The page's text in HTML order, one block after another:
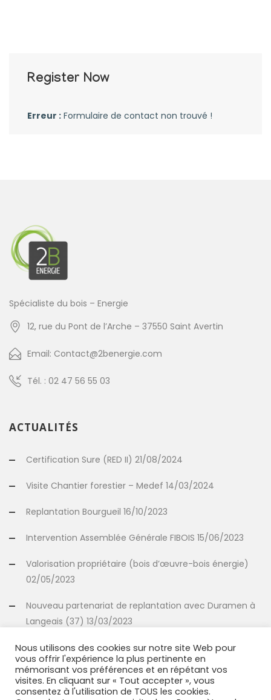
Register Now
Erreur : Formulaire de contact non trouvé !
Spécialiste du bois – Energie
12, rue du Pont de l’Arche – 37550 Saint Avertin
Email: Contact@2benergie.com
Tél. : 02 47 56 55 03
ACTUALITÉS
Certification Sure (RED II) 21/08/2024
Visite Chantier forestier – Medef 14/03/2024
Replantation Bourgueil 16/10/2023
Intervention Assemblée Générale FIBOIS 15/06/2023
Valorisation propriétaire (bois d’œuvre-bois énergie)
02/05/2023
Nouveau partenariat de replantation avec Duramen à
Langeais (37) 13/03/2023
INFORMATIONS
Mentions légales
Nous utilisons des cookies sur notre site Web pour
vous offrir l'expérience la plus pertinente en
mémorisant vos préférences et en répétant vos
visites. En cliquant sur « Tout accepter », vous
consentez à l'utilisation de TOUS les cookies.